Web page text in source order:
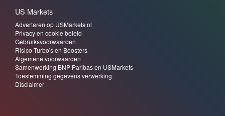
US Markets
Adverteren op USMarkets.nl
Privacy en cookie beleid
Gebruiksvoorwaarden
Risico Turbo's en Boosters
Algemene voorwaarden
Samenwerking BNP Paribas en USMarkets
Toestemming gegevens verwerking
Disclaimer